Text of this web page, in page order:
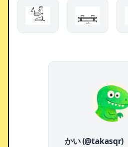
𓀽 𓈐
かい (@takasqr)